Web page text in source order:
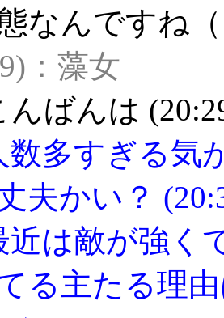
なんですね
：藻女
んばんは
多すぎる気
夫かい？
は敵が強く
る主たる理